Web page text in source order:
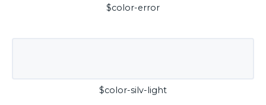
$color-error
$color-silv-light